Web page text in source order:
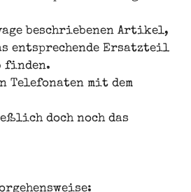
vage beschriebenen Artikel,
entsprechende Ersatzteil
finden.
Telefonaten mit dem
doch noch das